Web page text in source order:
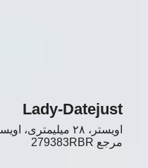
Lady-Datejust
اویستر، ۲۸ میلیمتری، اویستراستیل، طلای زرد و الماس
مرجع 279383RBR